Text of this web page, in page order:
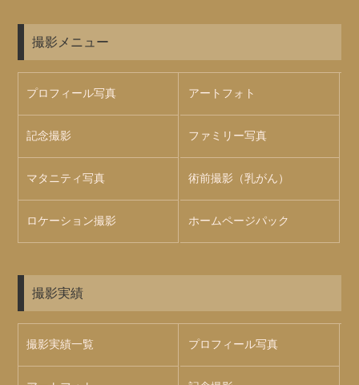
撮影メニュー
プロフィール写真 アートフォト
記念撮影 ファミリー写真
マタニティ写真 術前撮影（乳がん）
ロケーション撮影 ホームページパック
撮影実績
撮影実績一覧 プロフィール写真